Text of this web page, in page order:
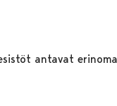
antavat